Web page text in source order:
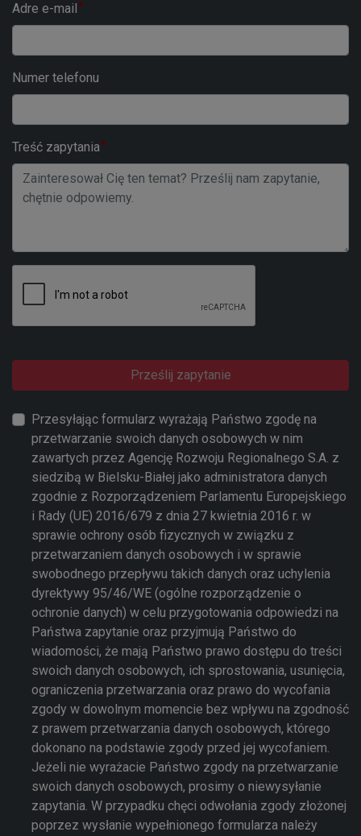
Adre e-mail
Numer telefonu
Treść zapytania
Prześlij zapytanie
Przesyłając formularz wyrażają Państwo zgodę na
przetwarzanie swoich danych osobowych w nim
zawartych przez Agencję Rozwoju Regionalnego S.A. z
siedzibą w Bielsku-Białej jako administratora danych
zgodnie z Rozporządzeniem Parlamentu Europejskiego
i Rady (UE) 2016/679 z dnia 27 kwietnia 2016 r. w
sprawie ochrony osób fizycznych w związku z
przetwarzaniem danych osobowych i w sprawie
swobodnego przepływu takich danych oraz uchylenia
dyrektywy 95/46/WE (ogólne rozporządzenie o
ochronie danych) w celu przygotowania odpowiedzi na
Państwa zapytanie oraz przyjmują Państwo do
wiadomości, że mają Państwo prawo dostępu do treści
swoich danych osobowych, ich sprostowania, usunięcia,
ograniczenia przetwarzania oraz prawo do wycofania
zgody w dowolnym momencie bez wpływu na zgodność
z prawem przetwarzania danych osobowych, którego
dokonano na podstawie zgody przed jej wycofaniem.
Jeżeli nie wyrażacie Państwo zgody na przetwarzanie
swoich danych osobowych, prosimy o niewysyłanie
zapytania. W przypadku chęci odwołania zgody złożonej
poprzez wysłanie wypełnionego formularza należy